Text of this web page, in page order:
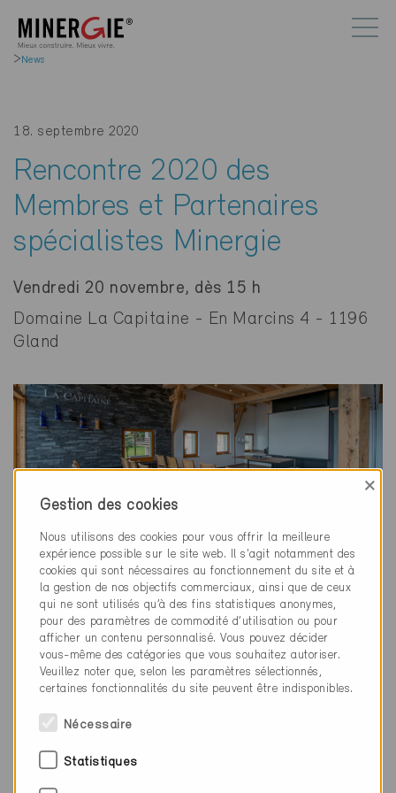
News
18. septembre 2020
Rencontre 2020 des
Membres et Partenaires
spécialistes Minergie
Vendredi 20 novembre, dès 15 h
Domaine La Capitaine - En Marcins 4 - 1196
Gland
Begnins (VD) +41 (0)22 366 08 46
Programme
15 h- Accueil par les collaborateurs de l'agence
romande
15 h 40
Gestion des cookies
×
Nous utilisons des cookies pour vous offrir la meilleure
expérience possible sur le site web. Il s'agit notamment des
cookies qui sont nécessaires au fonctionnement du site et à
la gestion de nos objectifs commerciaux, ainsi que de ceux
qui ne sont utilisés qu’à des fins statistiques anonymes,
pour des paramètres de commodité d’utilisation ou pour
afficher un contenu personnalisé. Vous pouvez décider
vous-même des catégories que vous souhaitez autoriser.
Veuillez noter que, selon les paramètres sélectionnés,
certaines fonctionnalités du site peuvent être indisponibles.
Nécessaire
Statistiques